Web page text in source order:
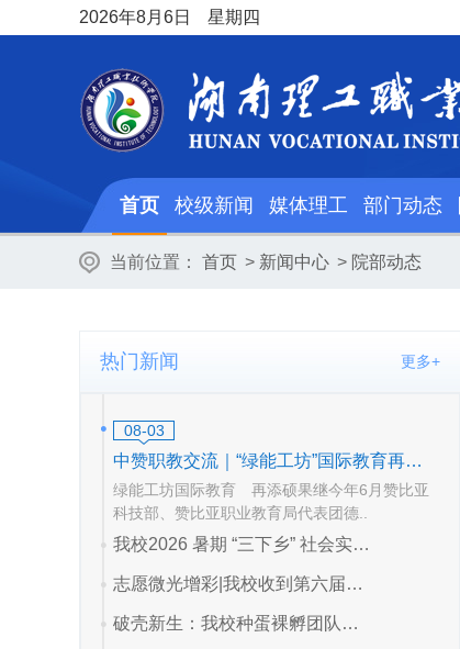
2026年8月6日 星期四
首页 校级新闻 媒体理工 部门动态
当前位置： 首页 > 新闻中心 > 院部动态
热门新闻 更多+